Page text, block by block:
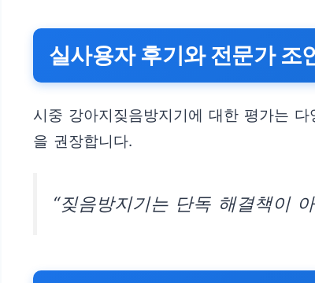
실사용자 후기와 전문가 조
시중 강아지짖음방지기에 대한 평가는
을 권장합니다.
“짖음방지기는 단독 해결책이